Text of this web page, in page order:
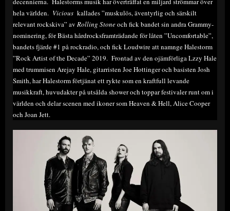
hela världen. Vicious kallades ”muskulös, äventyrlig och särskilt
relevant rockskiva” av Rolling Stoneoch fick bandet sin andra Grammy-
nominering, för Bästa hårdrocksframträdande för låten ”Uncomfortable”,
bandets fjärde #1 på rockradio, och fick Loudwire att namnge Halestorm
”Rock Artist of the Decade” 2019. Frontad av den ojämförliga Lzzy Hale
med trummisen Arejay Hale, gitarristen Joe Hottinger och basisten Josh
Smith, har Halestorm förtjänat ett rykte som en kraftfull levande
musikkraft, huvudakter på utsålda shower och toppar festivaler runt om i
världen och delar scenen med ikoner som Heaven & Hell, Alice Cooper
och Joan Jett.